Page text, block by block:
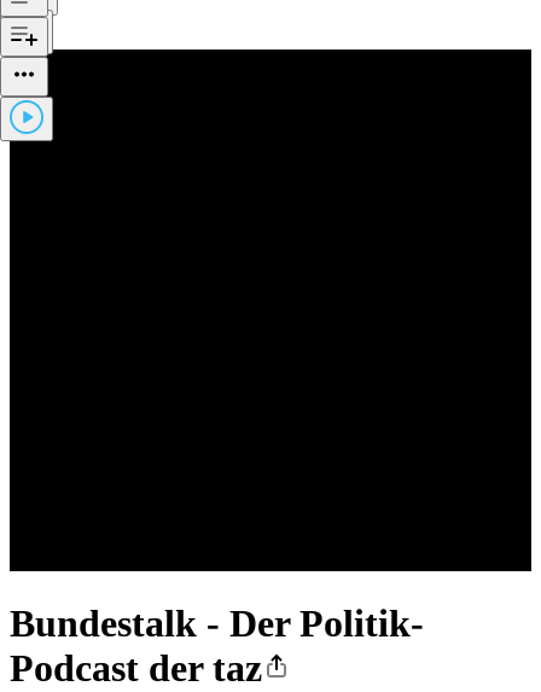
Bundestalk - Der Politik-
Podcast der taz